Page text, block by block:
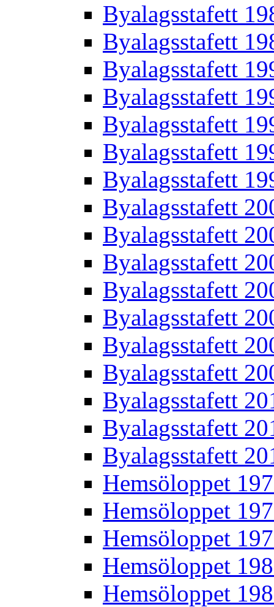
Byalagsstafett
Byalagsstafett
Byalagsstafett
Byalagsstafett
Byalagsstafett
Byalagsstafett
Byalagsstafett
Byalagsstafett
Byalagsstafett
Byalagsstafett
Byalagsstafett
Byalagsstafett
Byalagsstafett
Byalagsstafett
Byalagsstafett
Byalagsstafett
Byalagsstafett
Hemsöloppet
Hemsöloppet
Hemsöloppet
Hemsöloppet
Hemsöloppet